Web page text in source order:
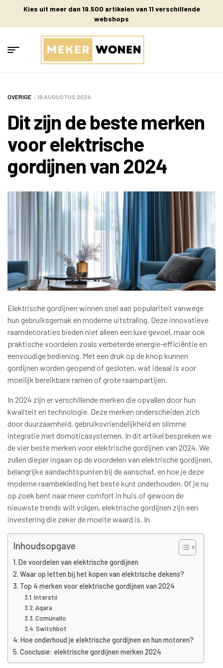
Kies uit meer dan 19.500 artikelen van 11 verschillende
webshops
OVERIGE 19 AUGUSTUS 2024
Dit zijn de beste merken
voor elektrische
gordijnen van 2024
Elektrische gordijnen winnen snel aan populariteit vanwege
hun gebruiksgemak en moderne uitstraling. Deze innovatieve
raamdecoraties bieden niet alleen een luxe gevoel, maar ook
praktische voordelen zoals verbeterde energie-efficiëntie en
eenvoudige bediening. Met een druk op de knop kunnen
gordijnen worden geopend of gesloten, wat ideaal is voor
moeilijk bereikbare ramen of grote raampartijen.
In 2024 zijn er verschillende merken die opvallen door hun
kwaliteit en technologie. Deze merken onderscheiden zich
door duurzaamheid, gebruiksvriendelijkheid en slimme
integratie met domoticasystemen. In dit artikel bespreken we
de vier beste merken voor elektrische gordijnen van 2024. We
zullen dieper ingaan op de voordelen van elektrische gordijnen,
belangrijke aandachtspunten bij de aanschaf, en hoe je deze
moderne raambekleding het beste kunt onderhouden. Of je nu
op zoek bent naar meer comfort in huis of gewoon de
nieuwste trends wilt volgen, elektrische gordijnen zijn een
investering die zeker de moeite waard is. In
Inhoudsopgave
De voordelen van elektrische gordijnen
Waar op letten bij het kopen van elektrische dekens?
Top 4 merken voor elektrische gordijnen van 2024
Interstil
Aqara
Comunello
Switchbot
Hoe onderhoud je elektrische gordijnen en hun motoren?
Conclusie: elektrische gordijnen merken 2024